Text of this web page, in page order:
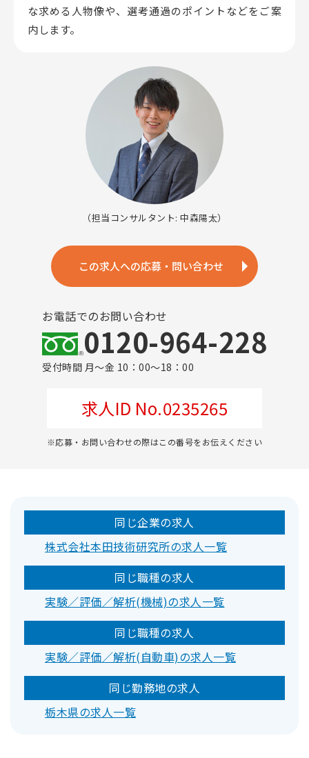
な求める人物像や、選考通過のポイントなどをご案
内します。
（担当コンサルタント: 中森陽太）
この求人への応募・問い合わせ
お電話でのお問い合わせ
0120-964-228
受付時間 月～金 10：00～18：00
求人ID No.0235265
※応募・お問い合わせの際はこの番号をお伝えください
同じ企業の求人
株式会社本田技術研究所の求人一覧
同じ職種の求人
実験／評価／解析(機械)の求人一覧
同じ職種の求人
実験／評価／解析(自動車)の求人一覧
同じ勤務地の求人
栃木県の求人一覧